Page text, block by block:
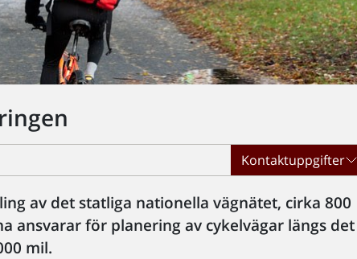
Kontaktuppgifter
av det statliga nationella vägnätet, cirka 800
ansvarar för planering av cykelvägar längs det
mil.